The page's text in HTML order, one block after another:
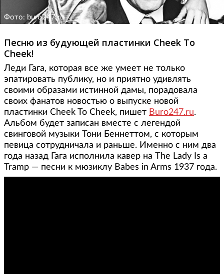
Фото: buro247.ru
Песню из будующей пластинки Cheek To
Cheek!
Леди Гага, которая все же умеет не только
эпатировать публику, но и приятно удивлять
своими образами истинной дамы, порадовала
своих фанатов новостью о выпуске новой
пластинки Cheek To Cheek, пишет Buro247.ru.
Альбом будет записан вместе с легендой
свинговой музыки Тони Беннеттом, с которым
певица сотрудничала и раньше. Именно с ним два
года назад Гага исполнила кавер на The Lady Is a
Tramp — песни к мюзиклу Babes in Arms 1937 года.